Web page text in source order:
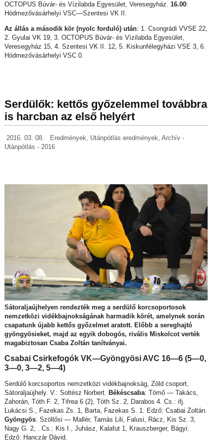
OCTOPUS Búvár- és Vízilabda Egyesület, Veresegyház. 16.00:
Hódmezővásárhelyi VSC—Szentesi VK II.
Az állás a második kör (nyolc forduló) után: 1. Csongrádi VVSE 22,
2. Gyulai VK 19, 3. OCTOPUS Búvár- és Vízilabda Egyesület,
Veresegyház 15, 4. Szentesi VK II. 12, 5. Kiskunfélegyházi VSE 3, 6.
Hódmezővásárhelyi VSC 0.
Serdülők: kettős győzelemmel továbbra
is harcban az első helyért
2016. 03. 08. Eredmények, Utánpótlás eredmények, Archív -
Utánpótlás - 2016
Sátoraljaújhelyen rendezték meg a serdülő korcsoportosok
nemzetközi vidékbajnokságának harmadik körét, amelynek során
csapatunk újabb kettős győzelmet aratott. Előbb a sereghajtó
gyöngyösieket, majd az egyik dobogós, rivális Miskolcot verték
magabiztosan Csaba Zoltán tanítványai.
Csabai Csirkefogók VK—Gyöngyösi AVC 16—6 (5—0,
3—0, 3—2, 5—4)
Serdülő korcsoportos nemzetközi vidékbajnokság, Zöld csoport,
Sátoraljaújhely. V.: Soltész Norbert. Békéscsaba: Tömő — Takács,
Zahorán, Tóth F. 2, Tifrea 6 (2), Tóth Sz. 2, Darabos 4. Cs.: ifj.
Lukácsi S., Fazekas Zs. 1, Barta, Fazekas S. 1. Edző: Csabai Zoltán.
Gyöngyös: Szöllősi — Mallér, Tamás Lili, Falusi, Rácz, Kis Sz. 3,
Nagy G. 2, . Cs.: Kis I., Juhász, Kalafut 1, Krauszberger, Bágyi.
Edző: Hanczár Dávid.